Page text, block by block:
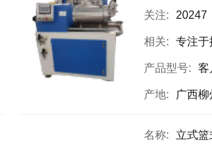
关注: 20247
相关: 专注于提供粉体处理
产品型号: 客
产地: 广西柳
名称: 立式